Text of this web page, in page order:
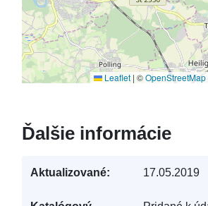
Leaflet | ©OpenStreetMap
Ďalšie informácie
Aktualizované: 17.05.2019